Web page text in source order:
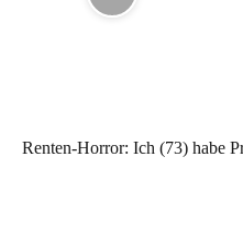
Renten-Horror: Ich (73) habe